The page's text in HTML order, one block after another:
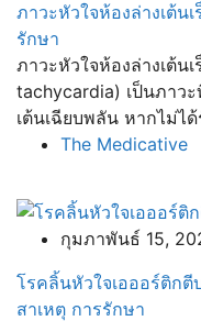
ภาวะหัวใจห้องล่างเต้น
รักษา
ภาวะหัวใจห้องล่างเต้น
tachycardia) เป็นภาว
เต้นเฉียบพลัน หากไม่ไ
The Medicative
กุมภาพันธ์ 15,
โรคลิ้นหัวใจเอออร์ติก
สาเหตุ การรักษา